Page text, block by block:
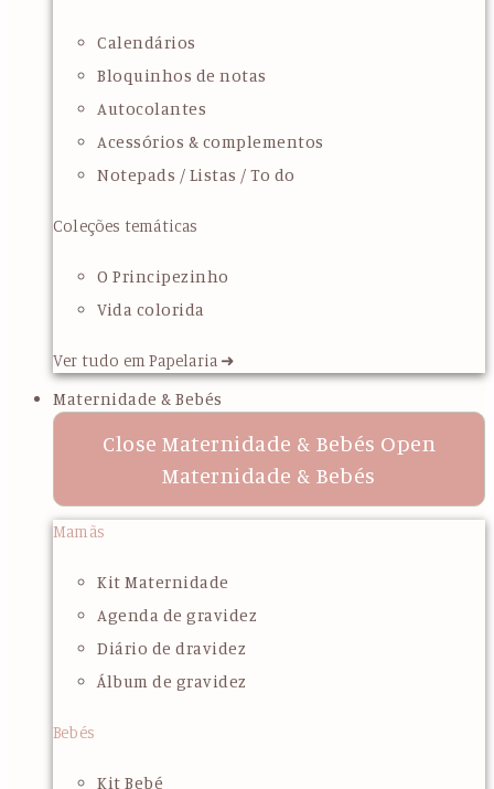
Calendários
Bloquinhos de notas
Autocolantes
Acessórios & complementos
Notepads / Listas / To do
Coleções temáticas
O Principezinho
Vida colorida
Ver tudo em Papelaria ➜
Maternidade & Bebés
Close Maternidade & Bebés Open
Maternidade & Bebés
Mamãs
Kit Maternidade
Agenda de gravidez
Diário de dravidez
Álbum de gravidez
Bebés
Kit Bebé